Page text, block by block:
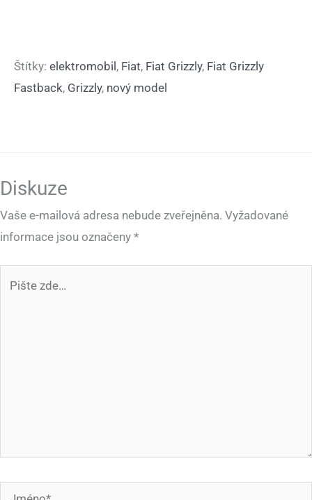
Štítky: elektromobil , Fiat, Fiat Grizzly, Fiat Grizzly
Fastback, Grizzly, nový model
Diskuze
Vaše e-mailová adresa nebude zveřejněna. Vyžadované
informace jsou označeny *
Jméno*